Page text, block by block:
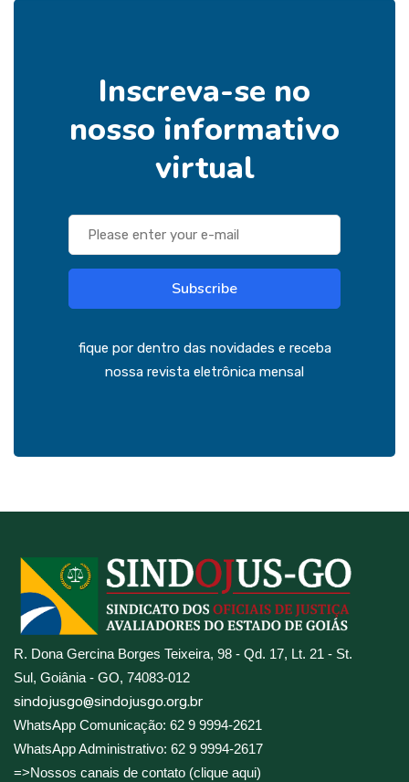
Inscreva-se no
nosso informativo
virtual
Subscribe
fique por dentro das novidades e receba
nossa revista eletrônica mensal
R. Dona Gercina Borges Teixeira, 98 - Qd. 17, Lt. 21 - St.
Sul, Goiânia - GO, 74083-012
sindojusgo@sindojusgo.org.br
WhatsApp Comunicação: 62 9 9994-2621
WhatsApp Administrativo: 62 9 9994-2617
=>Nossos canais de contato (clique aqui)